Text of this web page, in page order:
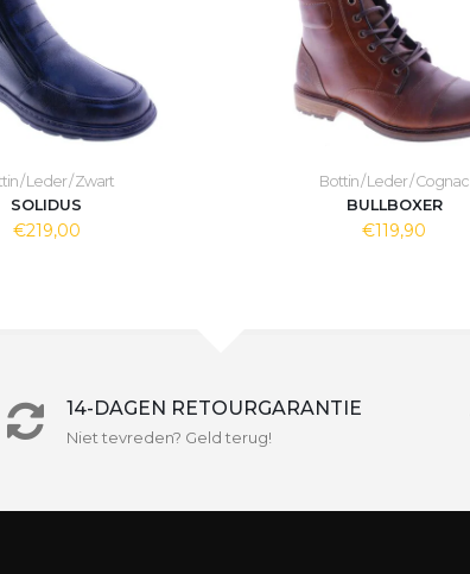
/ Leder / Zwart
SOLIDUS
€219,00
Bottin / Leder / Cognac
BULLBOXER
€119,90
14-DAGEN RETOURGARANTIE
Niet tevreden? Geld terug!